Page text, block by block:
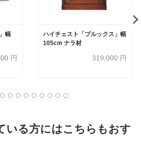
幅
円
ハイチェスト「ブルックス」幅
105cm ナラ材
319,000 円
いる方にはこちらもおす